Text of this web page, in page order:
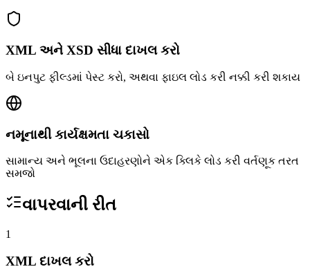
XML અને XSD સીધા દાખલ કરો
બે ઇનપુટ ફીલ્ડમાં પેસ્ટ કરો, અથવા ફાઇલ લોડ કરી નક્કી કરી શકાય
નમૂનાથી કાર્યક્ષમતા ચકાસો
સામાન્ય અને ભૂલના ઉદાહરણોને એક ક્લિકે લોડ કરી વર્તણૂક તરત
સમજો
વાપરવાની રીત
1
XML દાખલ કરો